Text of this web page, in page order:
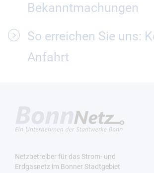
Bekanntmachungen
So erreichen Sie uns:
Anfahrt
Netzbetreiber für das Strom- und
Erdgasnetz im Bonner Stadtgebiet